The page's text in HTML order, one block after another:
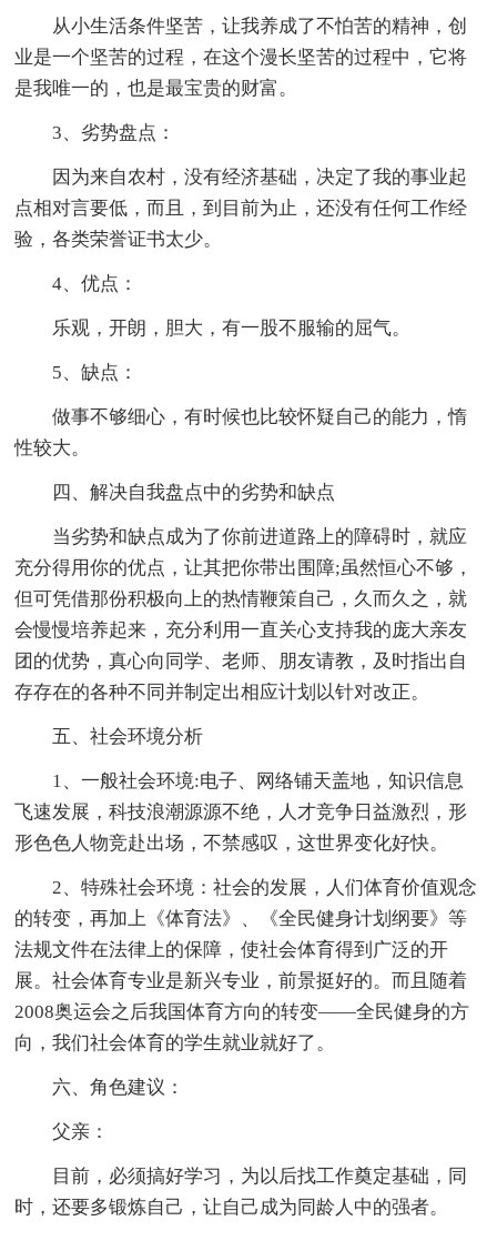
从小生活条件坚苦，让我养成了不怕苦的精神，创
业是一个坚苦的过程，在这个漫长坚苦的过程中，它将
是我唯一的，也是最宝贵的财富。
3、劣势盘点：
因为来自农村，没有经济基础，决定了我的事业起
点相对言要低，而且，到目前为止，还没有任何工作经
验，各类荣誉证书太少。
4、优点：
乐观，开朗，胆大，有一股不服输的屈气。
5、缺点：
做事不够细心，有时候也比较怀疑自己的能力，惰
性较大。
四、解决自我盘点中的劣势和缺点
当劣势和缺点成为了你前进道路上的障碍时，就应
充分得用你的优点，让其把你带出围障;虽然恒心不够，
但可凭借那份积极向上的热情鞭策自己，久而久之，就
会慢慢培养起来，充分利用一直关心支持我的庞大亲友
团的优势，真心向同学、老师、朋友请教，及时指出自
存存在的各种不同并制定出相应计划以针对改正。
五、社会环境分析
1、一般社会环境:电子、网络铺天盖地，知识信息
飞速发展，科技浪潮源源不绝，人才竞争日益激烈，形
形色色人物竞赴出场，不禁感叹，这世界变化好快。
2、特殊社会环境：社会的发展，人们体育价值观念
的转变，再加上《体育法》、《全民健身计划纲要》等
法规文件在法律上的保障，使社会体育得到广泛的开
展。社会体育专业是新兴专业，前景挺好的。而且随着
2008奥运会之后我国体育方向的转变——全民健身的方
向，我们社会体育的学生就业就好了。
六、角色建议：
父亲：
目前，必须搞好学习，为以后找工作奠定基础，同
时，还要多锻炼自己，让自己成为同龄人中的强者。